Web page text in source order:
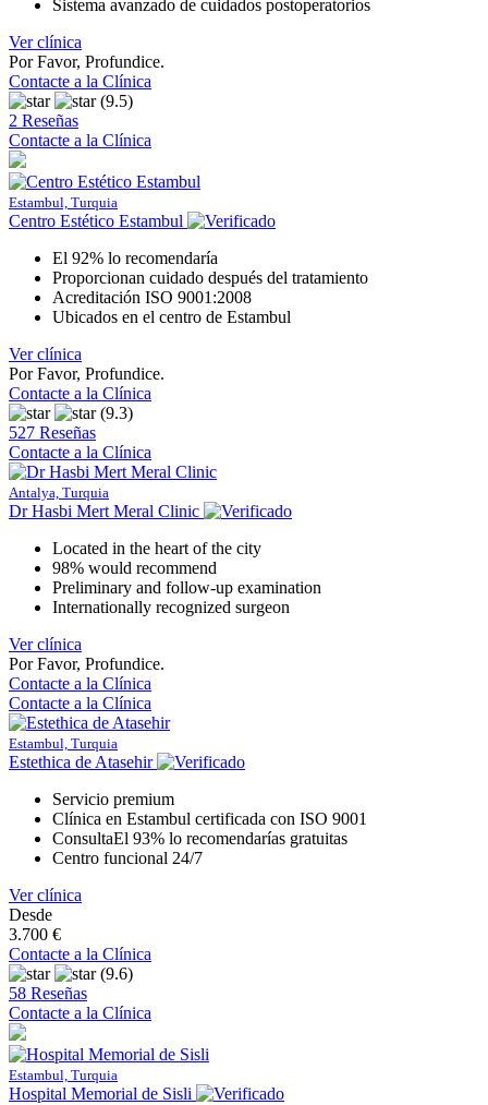
Sistema avanzado de cuidados postoperatorios
Ver clínica
Por Favor, Profundice.
Contacte a la Clínica
(9.5)
2 Reseñas
Contacte a la Clínica
Estambul, Turquia
Centro Estético Estambul
El 92% lo recomendaría
Proporcionan cuidado después del tratamiento
Acreditación ISO 9001:2008
Ubicados en el centro de Estambul
Ver clínica
Por Favor, Profundice.
Contacte a la Clínica
(9.3)
527 Reseñas
Contacte a la Clínica
Antalya, Turquia
Dr Hasbi Mert Meral Clinic
Located in the heart of the city
98% would recommend
Preliminary and follow-up examination
Internationally recognized surgeon
Ver clínica
Por Favor, Profundice.
Contacte a la Clínica
Contacte a la Clínica
Estambul, Turquia
Estethica de Atasehir
Servicio premium
Clínica en Estambul certificada con ISO 9001
ConsultaEl 93% lo recomendarías gratuitas
Centro funcional 24/7
Ver clínica
Desde
3.700 €
Contacte a la Clínica
(9.6)
58 Reseñas
Contacte a la Clínica
Estambul, Turquia
Hospital Memorial de Sisli